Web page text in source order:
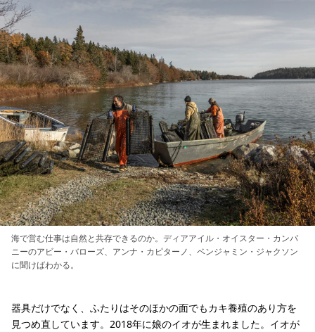
海で営む仕事は自然と共存できるのか。ディアアイル・オイスター・カンパ
ニーのアビー・バローズ、アンナ・カピターノ、ベンジャミン・ジャクソン
に聞けばわかる。
器具だけでなく、ふたりはそのほかの面でもカキ養殖のあり方を
見つめ直しています。2018年に娘のイオが生まれました。イオが